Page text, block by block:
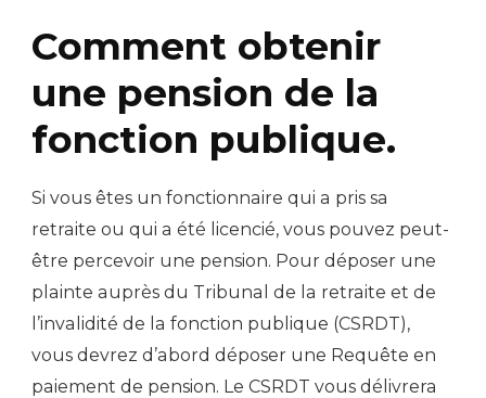
Comment obtenir
une pension de la
fonction publique.
Si vous êtes un fonctionnaire qui a pris sa
retraite ou qui a été licencié, vous pouvez peut-
être percevoir une pension. Pour déposer une
plainte auprès du Tribunal de la retraite et de
l’invalidité de la fonction publique (CSRDT),
vous devrez d’abord déposer une Requête en
paiement de pension. Le CSRDT vous délivrera